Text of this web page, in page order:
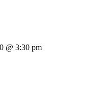
@ 3:30 pm